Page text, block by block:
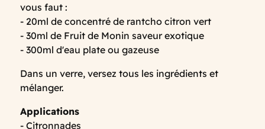
vous faut :
- 20ml de concentré de rantcho citron vert
- 30ml de Fruit de Monin saveur exotique
- 300ml d'eau plate ou gazeuse
Dans un verre, versez tous les ingrédients et
mélanger.
Applications
- Citronnades